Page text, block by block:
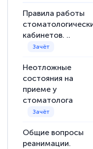
повышения
русскому языку
книги,
статьи. Времени
достаточно.
аттестацию в
Правила работы
кабинетов. ..
Неотложные
состояния на
приеме у
стоматолога
Общие вопросы
реанимации.